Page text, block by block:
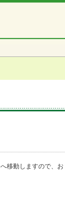
移動しますので、お